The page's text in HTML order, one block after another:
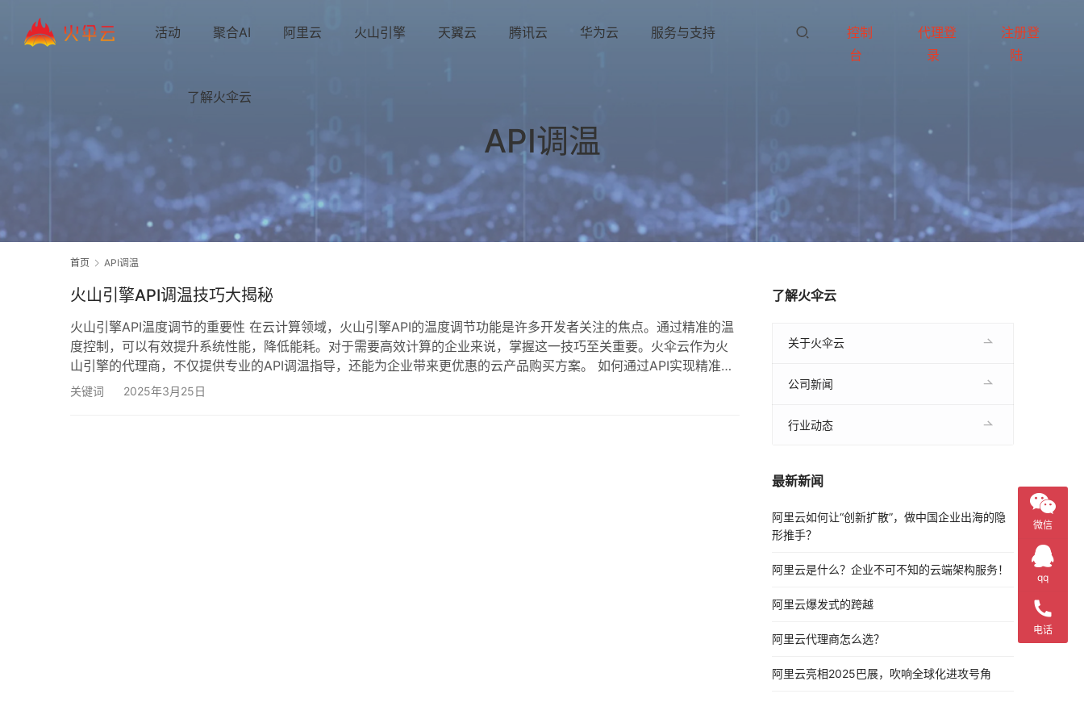
活动 聚合AI 阿里云 火山引擎 天翼云 腾讯云 华为云 服务与支持
了解火伞云
控制
台
代理登
录
注册登
陆
API调温
首页 API调温
火山引擎API调温技巧大揭秘
火山引擎API温度调节的重要性 在云计算领域，火山引擎API的温度调节功能是许多开发者关注的焦点。通过精准的温
度控制，可以有效提升系统性能，降低能耗。对于需要高效计算的企业来说，掌握这一技巧至关重要。火伞云作为火
山引擎的代理商，不仅提供专业的API调温指导，还能为企业带来更优惠的云产品购买方案。 如何通过API实现精准调
温 火山引擎API提供了丰富的接口，开发者可以通过设置参数来调整系统温度。使用`temperature_control`接口，可
关键词 2025年3月25日
了解火伞云
关于火伞云
公司新闻
行业动态
最新新闻
阿里云如何让“创新扩散”，做中国企业出海的隐
形推手？
阿里云是什么？企业不可不知的云端架构服务！
阿里云爆发式的跨越
阿里云代理商怎么选？
阿里云亮相2025巴展，吹响全球化进攻号角
微信
qq
电话